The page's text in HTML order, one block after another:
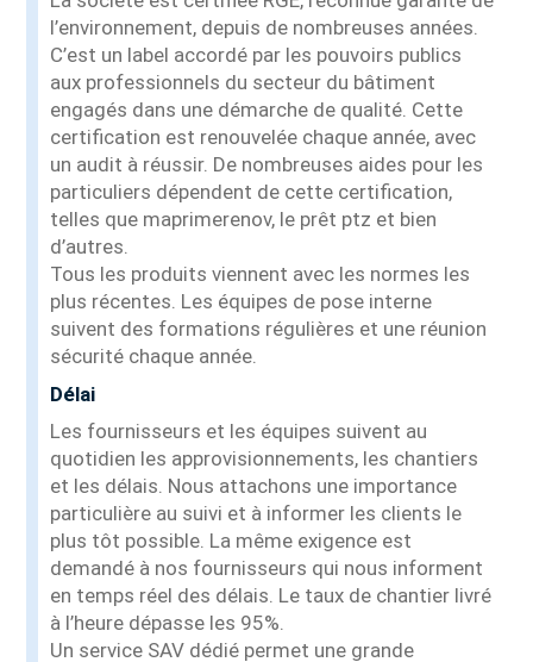
l’environnement, depuis de nombreuses années.
C’est un label accordé par les pouvoirs publics
aux professionnels du secteur du bâtiment
engagés dans une démarche de qualité. Cette
certification est renouvelée chaque année, avec
un audit à réussir. De nombreuses aides pour les
particuliers dépendent de cette certification,
telles que maprimerenov, le prêt ptz et bien
d’autres.
Tous les produits viennent avec les normes les
plus récentes. Les équipes de pose interne
suivent des formations régulières et une réunion
sécurité chaque année.
Délai
Les fournisseurs et les équipes suivent au
quotidien les approvisionnements, les chantiers
et les délais. Nous attachons une importance
particulière au suivi et à informer les clients le
plus tôt possible. La même exigence est
demandé à nos fournisseurs qui nous informent
en temps réel des délais. Le taux de chantier livré
à l’heure dépasse les 95%.
Un service SAV dédié permet une grande